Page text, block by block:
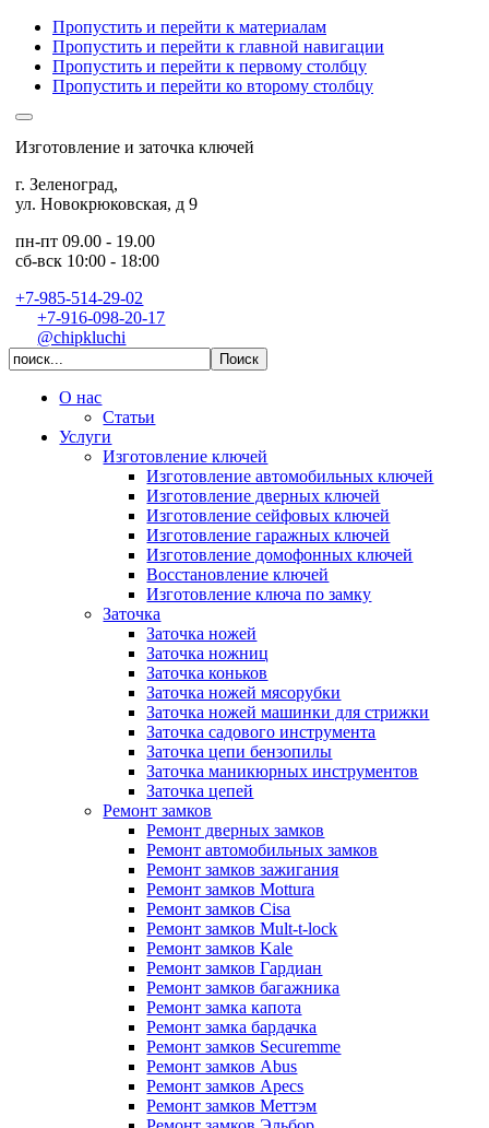
Пропустить и перейти к материалам
Пропустить и перейти к главной навигации
Пропустить и перейти к первому столбцу
Пропустить и перейти ко второму столбцу
Изготовление и заточка ключей
г. Зеленоград,
ул. Новокрюковская, д 9
пн-пт 09.00 - 19.00
сб-вск 10:00 - 18:00
+7-985-514-29-02
+7-916-098-20-17
@chipkluchi
О нас
Статьи
Услуги
Изготовление ключей
Изготовление автомобильных ключей
Изготовление дверных ключей
Изготовление сейфовых ключей
Изготовление гаражных ключей
Изготовление домофонных ключей
Восстановление ключей
Изготовление ключа по замку
Заточка
Заточка ножей
Заточка ножниц
Заточка коньков
Заточка ножей мясорубки
Заточка ножей машинки для стрижки
Заточка садового инструмента
Заточка цепи бензопилы
Заточка маникюрных инструментов
Заточка цепей
Ремонт замков
Ремонт дверных замков
Ремонт автомобильных замков
Ремонт замков зажигания
Ремонт замков Mottura
Ремонт замков Cisa
Ремонт замков Mult-t-lock
Ремонт замков Kale
Ремонт замков Гардиан
Ремонт замков багажника
Ремонт замка капота
Ремонт замка бардачка
Ремонт замков Securemme
Ремонт замков Abus
Ремонт замков Apecs
Ремонт замков Меттэм